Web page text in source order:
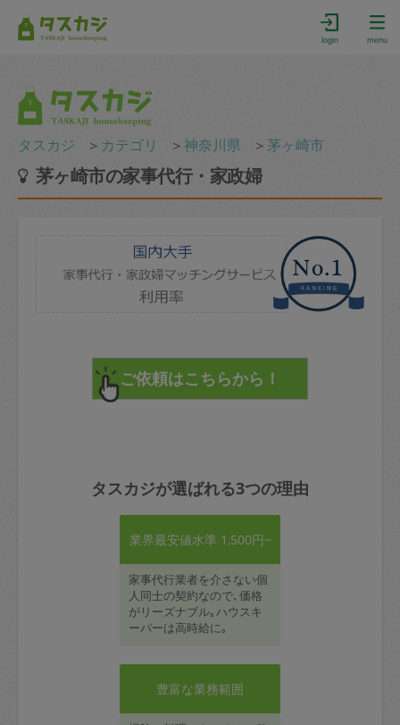
login menu
タスカジ ＞ カテゴリ ＞神奈川県 ＞茅ヶ崎市
茅ヶ崎市の家事代行・家政婦
タスカジが選ばれる3つの理由
業界最安値水準 1,500円~
家事代行業者を介さない個
人同士の契約なので､価格
がリーズナブル｡ハウスキ
ーパーは高時給に｡
豊富な業務範囲